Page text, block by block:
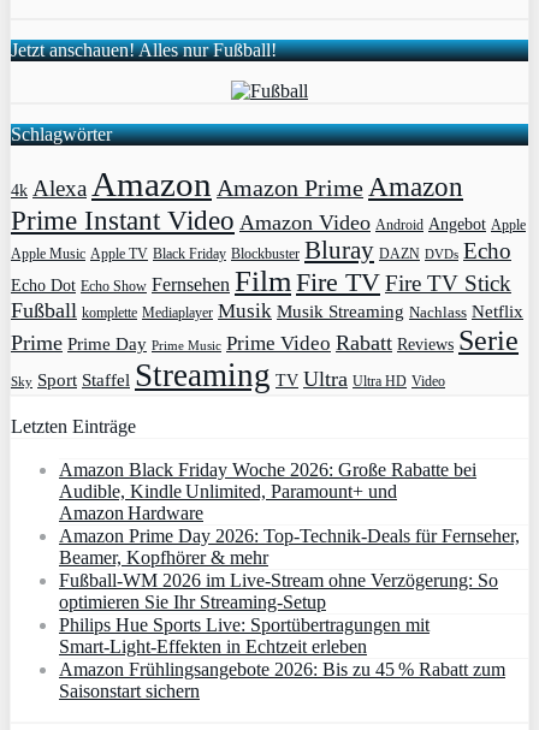
Jetzt anschauen! Alles nur Fußball!
Schlagwörter
4k AlexaAmazon Amazon PrimeAmazon
Prime Instant Video Amazon Video Android Angebot Apple
Apple Music Apple TV Black Friday Blockbuster Bluray DAZN DVDs Echo
Echo Dot Echo Show Fernsehen FilmFire TVFire TV Stick
Fußball komplette Mediaplayer Musik Musik Streaming Nachlass Netflix
Prime Prime Day Prime Music Prime Video Rabatt Reviews Serie
Sky Sport Staffel Streaming TV Ultra Ultra HD Video
Letzten Einträge
Amazon Black Friday Woche 2026: Große Rabatte bei
Audible, Kindle Unlimited, Paramount+ und
Amazon Hardware
Amazon Prime Day 2026: Top-Technik-Deals für Fernseher,
Beamer, Kopfhörer & mehr
Fußball-WM 2026 im Live-Stream ohne Verzögerung: So
optimieren Sie Ihr Streaming-Setup
Philips Hue Sports Live: Sportübertragungen mit
Smart‑Light‑Effekten in Echtzeit erleben
Amazon Frühlingsangebote 2026: Bis zu 45 % Rabatt zum
Saisonstart sichern